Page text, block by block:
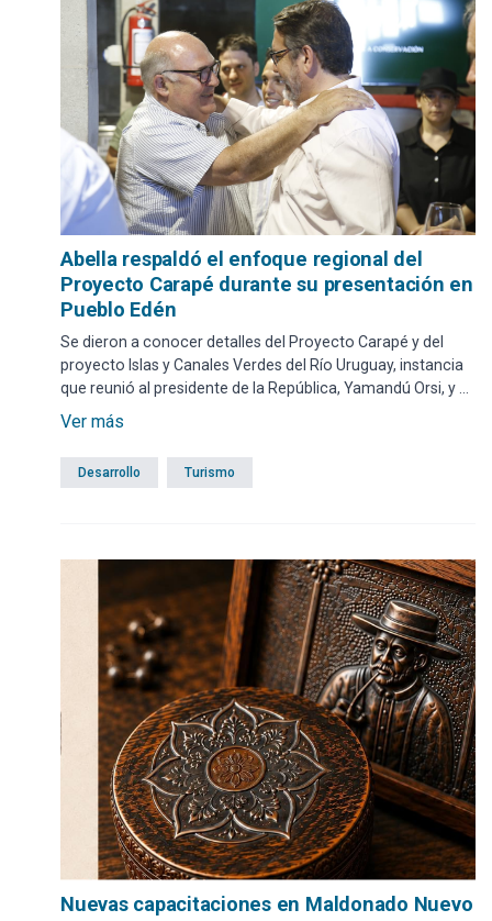
Abella respaldó el enfoque regional del
Proyecto Carapé durante su presentación en
Pueblo Edén
Se dieron a conocer detalles del Proyecto Carapé y del
proyecto Islas y Canales Verdes del Río Uruguay, instancia
que reunió al presidente de la República, Yamandú Orsi, y al
intendente de Maldonado, Miguel Abella. Además,
autoridades de la organización sin fines de lucro AMBÁ,
impulsora de ambas iniciativas.
Ver más
Desarrollo Turismo
Nuevas capacitaciones en Maldonado Nuevo